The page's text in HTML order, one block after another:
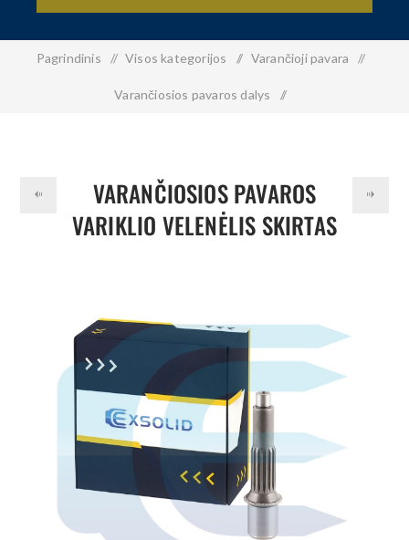
Pagrindinis / Visos kategorijos / Varančioji pavara /
Varančiosios pavaros dalys /
VARANČIOSIOS PAVAROS
VARIKLIO VELENĖLIS SKIRTAS
VOE15013478 15013478